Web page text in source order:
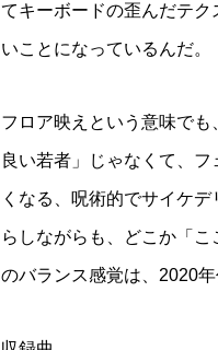
てキーボードの歪んだテ
いことになっているんだ。
フロア映えという意味で
良い若者」じゃなくて、
くなる、呪術的でサイケ
らしながらも、どこか「
のバランス感覚は、2020